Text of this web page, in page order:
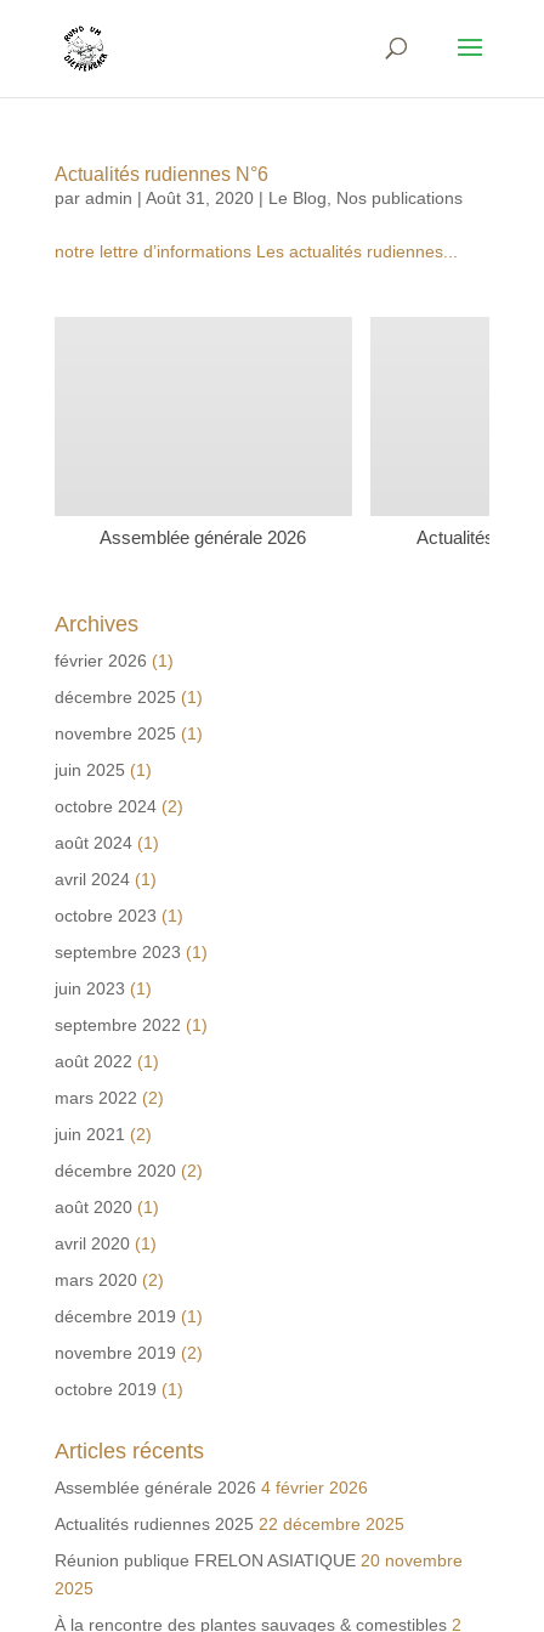
Actualités rudiennes N°6
par admin | Août 31, 2020| Le Blog Nos publications
notre lettre d’informations Les actualités rudiennes...
Assemblée générale 2026 Actualités
Archives
février 2026 (1)
décembre 2025 (1)
novembre 2025 (1)
juin 2025 (1)
octobre 2024(2)
août 2024(1)
avril 2024(1)
octobre 2023 (1)
septembre 2023 (1)
juin 2023 (1)
septembre 2022 (1)
août 2022 (1)
mars 2022 (2)
juin 2021 (2)
décembre 2020(2)
août 2020(1)
avril 2020(1)
mars 2020(2)
décembre 2019 (1)
novembre 2019 (2)
octobre 2019 (1)
Articles récents
Assemblée générale 2026 4 février 2026
Actualités rudiennes 2025 22 décembre 2025
Réunion publique FRELON ASIATIQUE 20 novembre
2025
À la rencontre des plantes sauvages & comestibles 2